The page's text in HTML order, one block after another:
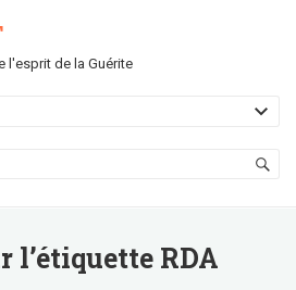
l'esprit de la Guérite
l’étiquette RDA